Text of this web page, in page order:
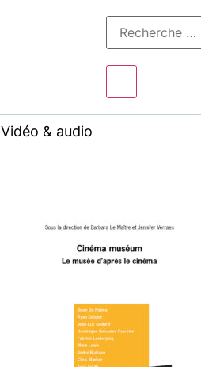
Vidéo & audio